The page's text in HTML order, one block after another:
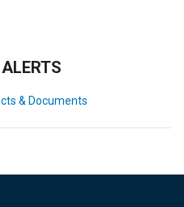
& Documents